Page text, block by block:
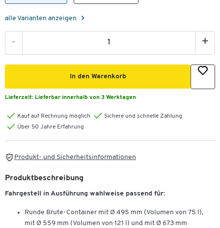
alle Varianten anzeigen
- +
In den Warenkorb
Lieferzeit: Lieferbar innerhalb von 3 Werktagen
Kauf auf Rechnung möglich
Sichere und schnelle Zahlung
Über 50 Jahre Erfahrung
Produkt- und Sicherheitsinformationen
Produktbeschreibung
Fahrgestell in Ausführung wahlweise passend für:
Runde Brute-Container mit Ø 495 mm (Volumen von 75 l),
mit Ø 559 mm (Volumen von 121 l) und mit Ø 673 mm